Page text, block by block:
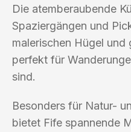
Die atemberaubende
Spaziergängen und
malerischen Hügel und
perfekt für
sind.
Besonders für Natur-
bietet Fife spannende